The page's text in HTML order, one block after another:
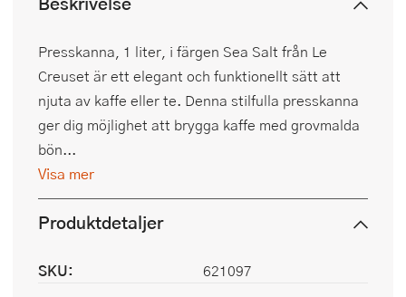
Presskanna, 1 liter, i färgen Sea Salt från Le
Creuset är ett elegant och funktionellt sätt att
njuta av kaffe eller te. Denna stilfulla presskanna
ger dig möjlighet att brygga kaffe med grovmalda
bön...
Visa mer
Produktdetaljer
SKU:
621097